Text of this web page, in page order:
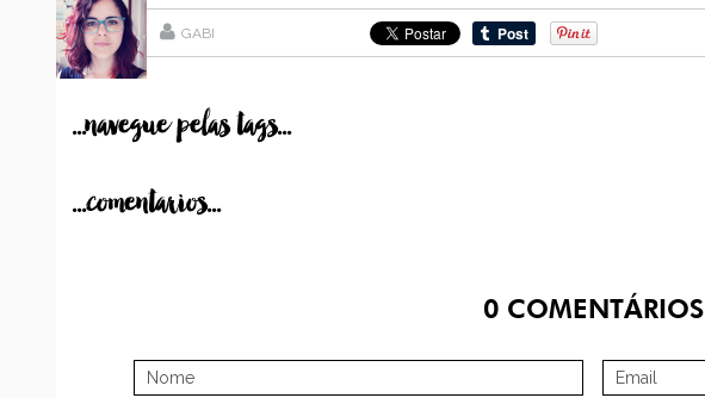
GABI
...navegue pelas tags...
...comentarios...
0COMENTÁRIOS